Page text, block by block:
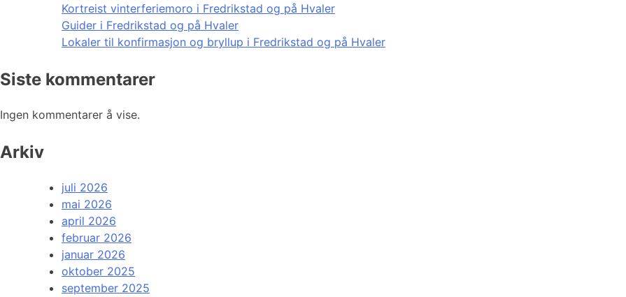
Kortreist vinterferiemoro i Fredrikstad og på Hvaler
Guider i Fredrikstad og på Hvaler
Lokaler til konfirmasjon og bryllup i Fredrikstad og på Hvaler
Siste kommentarer
Ingen kommentarer å vise.
Arkiv
juli 2026
mai 2026
april 2026
februar 2026
januar 2026
oktober 2025
september 2025